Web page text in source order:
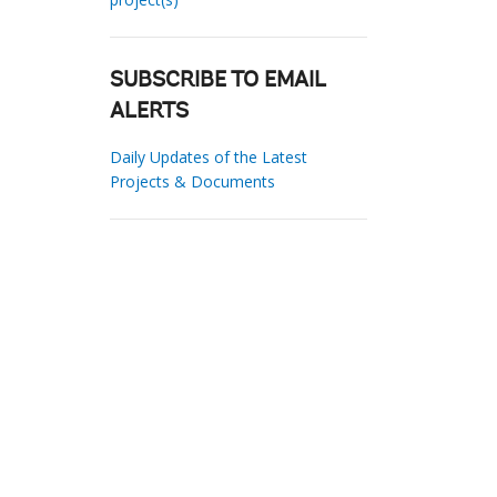
SUBSCRIBE TO EMAIL
ALERTS
Daily Updates of the Latest
Projects & Documents